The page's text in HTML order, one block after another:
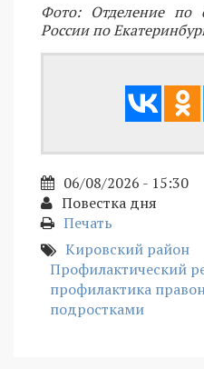
Фото: Отделение
России по
06/08/2026 - 15:30
Повестка дня
Печать
Кировский район
Профилактический
профилактика
подростками